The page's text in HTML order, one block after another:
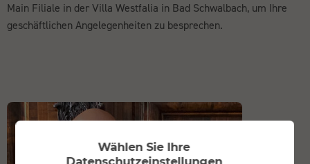
Main Filiale in der Villa Westfalia in Bad Schwalbach, um Ihre
geschäftlichen Angelegenheiten zu besprechen.
Wählen Sie Ihre
Datenschutzeinstellungen